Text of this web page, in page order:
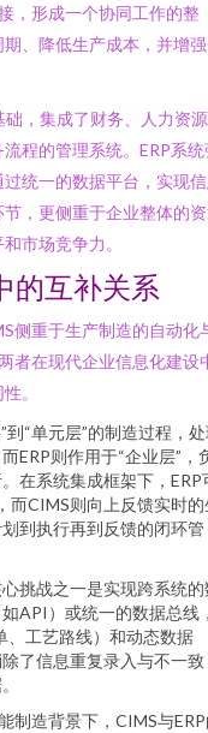
，形成一个协同工作的整
、降低生产成本，并增
，集成了财务、人力资
程的管理系统。ERP系统
统一的数据平台，实现
，更侧重于企业整体的
市场竞争力。
的互补关系
侧重于生产制造的自动化
者在现代企业信息化建设
。
“单元层”的制造过程，
ERP则作用于“企业层”，
在系统集成框架下，ERP
而CIMS则向上反馈实时的
到执行再到反馈的闭环管
挑战之一是实现跨系统
API）或统一的数据总线
、工艺路线）和动态数据
了信息重复录入与不一致
制造背景下，CIMS与